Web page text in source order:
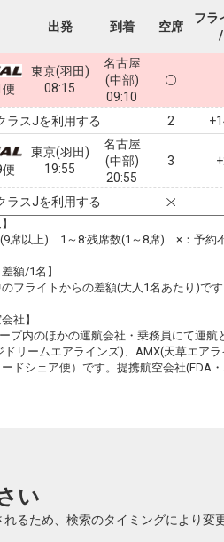
出発 到着 空席
フラ
東京(羽田)
08:15
名古屋
(中部)
09:10
ラスJを利用する 2
東京(羽田)
19:55
名古屋
(中部)
20:55
3
ラスJを利用する
(9席以上) 1～8:残席数(1～8席) ×：予約
額/1名】
フライトからの差額(大人1名あたり)です
社】
プ内のほかの運航会社・乗務員にて運航
ドリームエアラインズ)、AMX(天草エア
ドシェア便）です。提携航空会社(FDA
い
るため、検索のタイミングにより